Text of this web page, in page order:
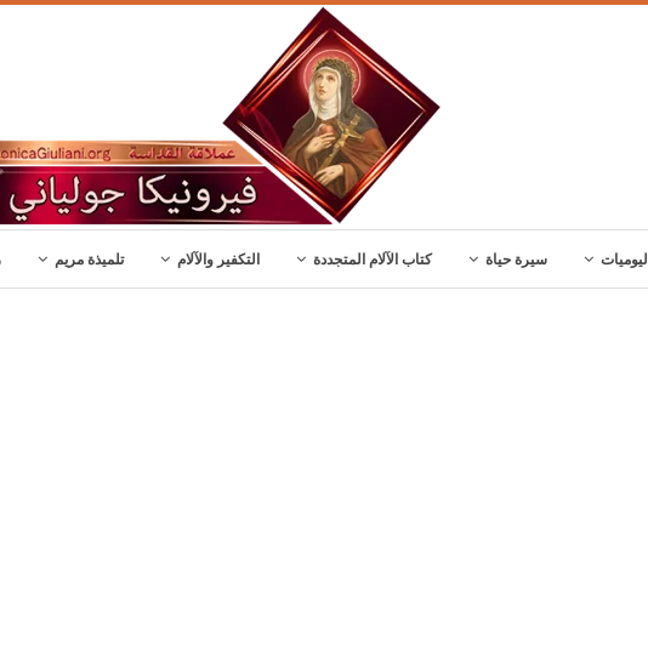
اليوميات سيرة حياة كتاب الآلام المتجددة التكفير والآلام تلميذة مريم